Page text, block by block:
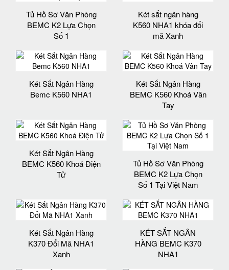
Tủ Hồ Sơ Văn Phòng
BEMC K2 Lựa Chọn
Số 1
Két sắt ngân hàng
K560 NHA1 khóa đổi
mã Xanh
Két Sắt Ngân Hàng
Bemc K560 NHA1
Két Sắt Ngân Hàng
BEMC K560 Khoá Vân
Tay
Két Sắt Ngân Hàng
BEMC K560 Khoá Điện
Tử
Tủ Hồ Sơ Văn Phòng
BEMC K2 Lựa Chọn
Số 1 Tại Việt Nam
Két Sắt Ngân Hàng
K370 Đổi Mã NHA1
Xanh
KÉT SẮT NGÂN
HÀNG BEMC K370
NHA1